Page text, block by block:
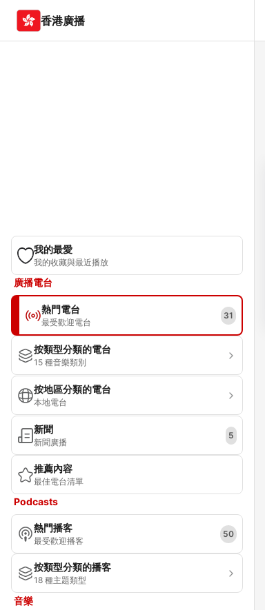
香港廣播
我的最愛
我的收藏與最近播放
廣播電台
熱門電台
最受歡迎電台
31
按類型分類的電台
15 種音樂類別
按地區分類的電台
本地電台
新聞
新聞廣播
5
推薦內容
最佳電台清單
Podcasts
熱門播客
最受歡迎播客
50
按類型分類的播客
18 種主題類型
音樂